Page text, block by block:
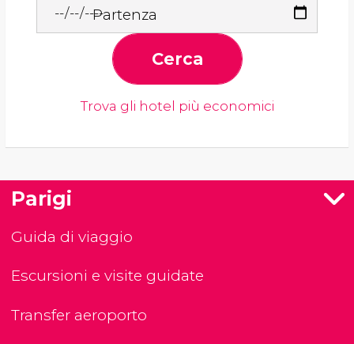
Partenza
Cerca
Trova gli hotel più economici
Parigi
Guida di viaggio
Escursioni e visite guidate
Transfer aeroporto